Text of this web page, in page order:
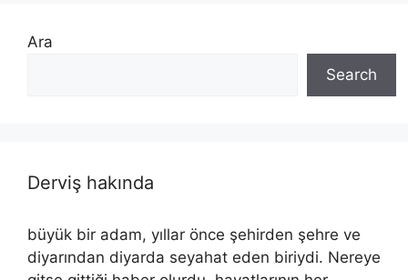
Ara
Search
Derviş hakında
büyük bir adam, yıllar önce şehirden şehre ve
diyarından diyarda seyahat eden biriydi. Nereye